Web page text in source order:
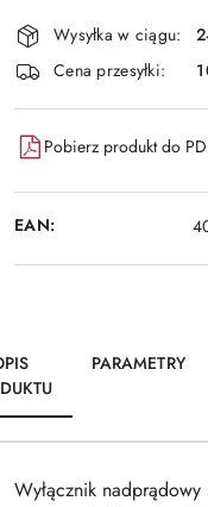
Dostępność
i
dostawa
Wysyłka w ciągu:
Cena przesyłki:
Pobierz produkt do
EAN:
PARAMETRY
Wyłącznik